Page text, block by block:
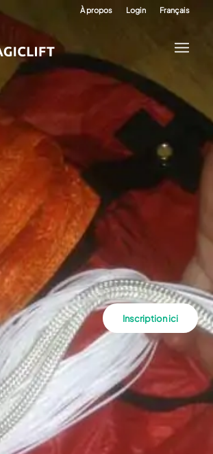
À propos Login Français
Inscription ici